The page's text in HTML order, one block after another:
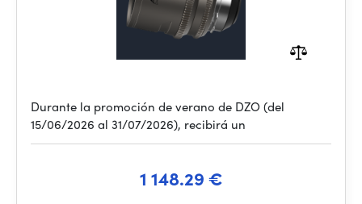
Durante la promoción de verano de DZO (del
15/06/2026 al 31/07/2026), recibirá un
1 148.29 €